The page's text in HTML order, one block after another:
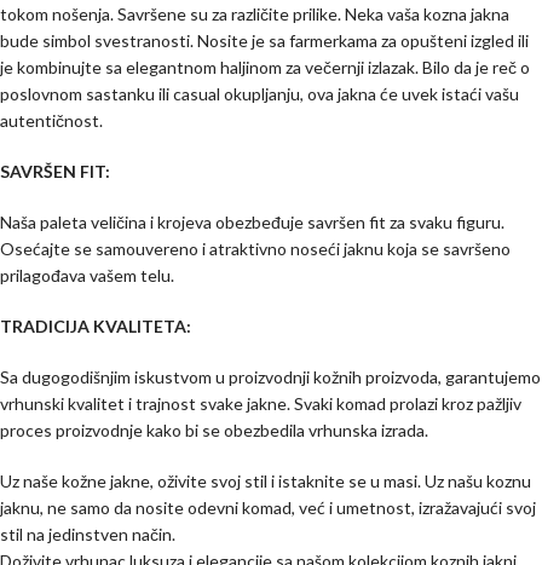
tokom nošenja. Savršene su za različite prilike. Neka vaša kozna jakna
bude simbol svestranosti. Nosite je sa farmerkama za opušteni izgled ili
je kombinujte sa elegantnom haljinom za večernji izlazak. Bilo da je reč o
poslovnom sastanku ili casual okupljanju, ova jakna će uvek istaći vašu
autentičnost.
SAVRŠEN FIT:
Naša paleta veličina i krojeva obezbeđuje savršen fit za svaku figuru.
Osećajte se samouvereno i atraktivno noseći jaknu koja se savršeno
prilagođava vašem telu.
TRADICIJA KVALITETA:
Sa dugogodišnjim iskustvom u proizvodnji kožnih proizvoda, garantujemo
vrhunski kvalitet i trajnost svake jakne. Svaki komad prolazi kroz pažljiv
proces proizvodnje kako bi se obezbedila vrhunska izrada.
Uz naše kožne jakne, oživite svoj stil i istaknite se u masi. Uz našu koznu
jaknu, ne samo da nosite odevni komad, već i umetnost, izražavajući svoj
stil na jedinstven način.